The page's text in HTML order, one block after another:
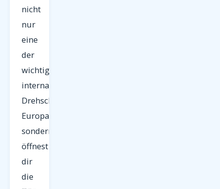
nicht
nur
eine
der
wichtigsten
internationalen
Drehscheiben
Europas,
sondern
öffnest
dir
die